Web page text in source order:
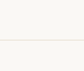
intra în